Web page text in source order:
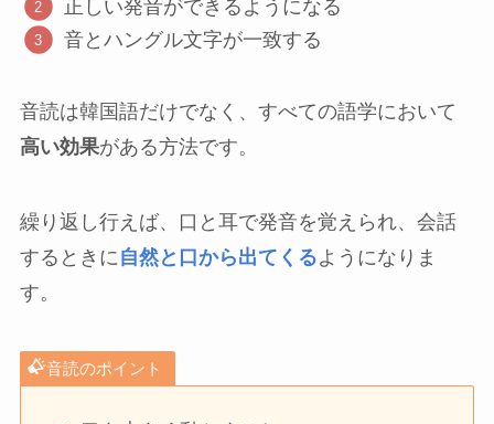
正しい発音ができるようになる
音とハングル文字が一致する
音読は韓国語だけでなく、すべての語学において
高い効果がある方法です。
繰り返し行えば、口と耳で発音を覚えられ、会話
するときに 自然と口から出てくるようになりま
す。
音読のポイント